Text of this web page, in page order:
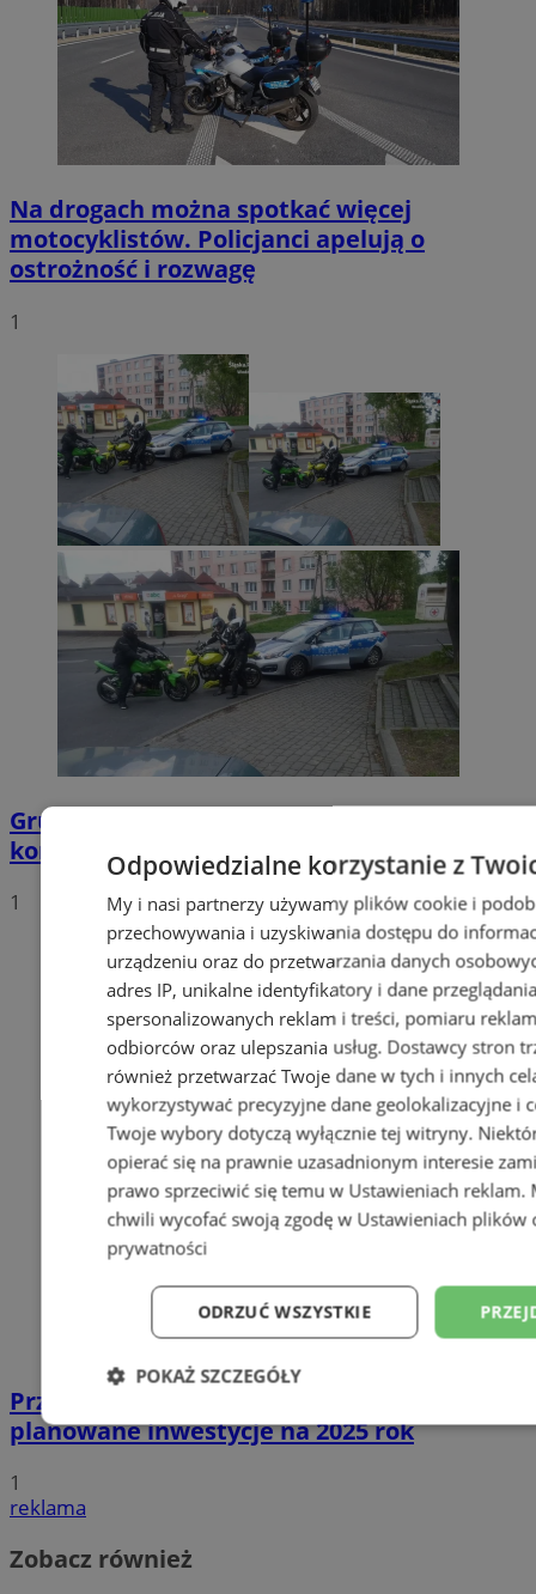
Na drogach można spotkać więcej
motocyklistów. Policjanci apelują o
ostrożność i rozwagę
1
Grupa motocyklistów zatrzymała
kompletnie pijanego mężczyznę
1
Przyszłość Wodzisławia Śląskiego:
planowane inwestycje na 2025 rok
1
reklama
Zobacz również
Odpowiedzialne korzystanie z
My i nasi partnerzy używamy plików cookie i
przechowywania i uzyskiwania dostępu do
urządzeniu oraz do przetwarzania danych
adres IP, unikalne identyfikatory i dane
spersonalizowanych reklam i treści, pomiaru
odbiorców oraz ulepszania usług. Dostawcy stron
również przetwarzać Twoje dane w tych i innych
wykorzystywać precyzyjne dane geolokalizacyjne i
Twoje wybory dotyczą wyłącznie tej witryny.
opierać się na prawnie uzasadnionym interesie
prawo sprzeciwić się temu w Ustawieniach reklam.
chwili wycofać swoją zgodę w Ustawieniach plików
prywatności
ODRZUĆ WSZYSTKIE
POKAŻ SZCZEGÓŁY
Niezbędne Wydajność